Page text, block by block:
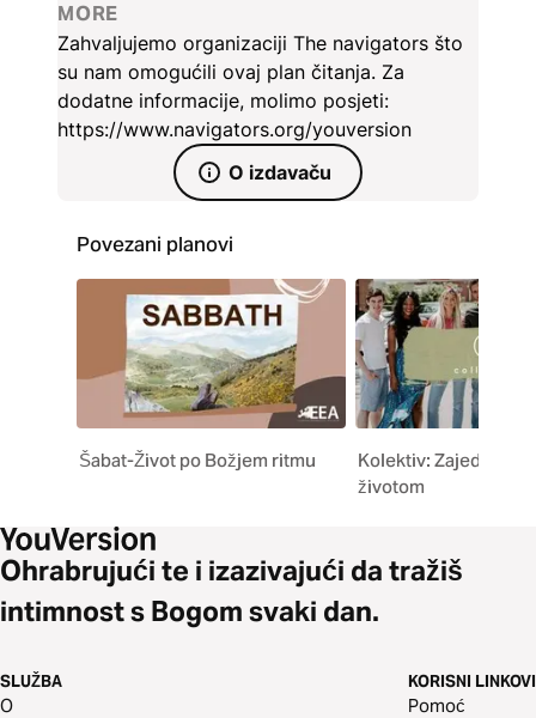
svakodnevnom životu? Pogledajmo u Stari zavjet da
vidimo kako pet muškaraca i žena ulažu u druge,
Life-to-Life®. (Život u život, op.prev.)
MORE
Zahvaljujemo organizaciji The navigators što
su nam omogućili ovaj plan čitanja. Za
dodatne informacije, molimo posjeti:
https://www.navigators.org/youversion
O izdavaču
Povezani planovi
Šabat-Život po Božjem ritmu
Kolektiv: Zajednička
životom
Ohrabrujući te i izazivajući da tražiš
intimnost s Bogom svaki dan.
SLUŽBA
O
KORISNI LINKOVI
Pomoć